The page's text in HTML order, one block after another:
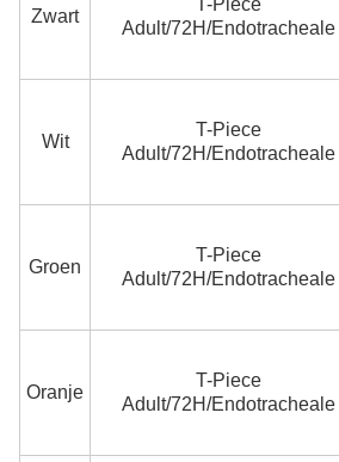
Zwart
T-Piece
Adult/72H/Endotracheale
Wit
T-Piece
Adult/72H/Endotracheale
Groen
T-Piece
Adult/72H/Endotracheale
Oranje
T-Piece
Adult/72H/Endotracheale